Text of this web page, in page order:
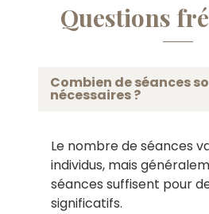
Questions
Combien de séances
nécessaires ?
Le nombre de séances
individus, mais
séances suffisent pour
significatifs.